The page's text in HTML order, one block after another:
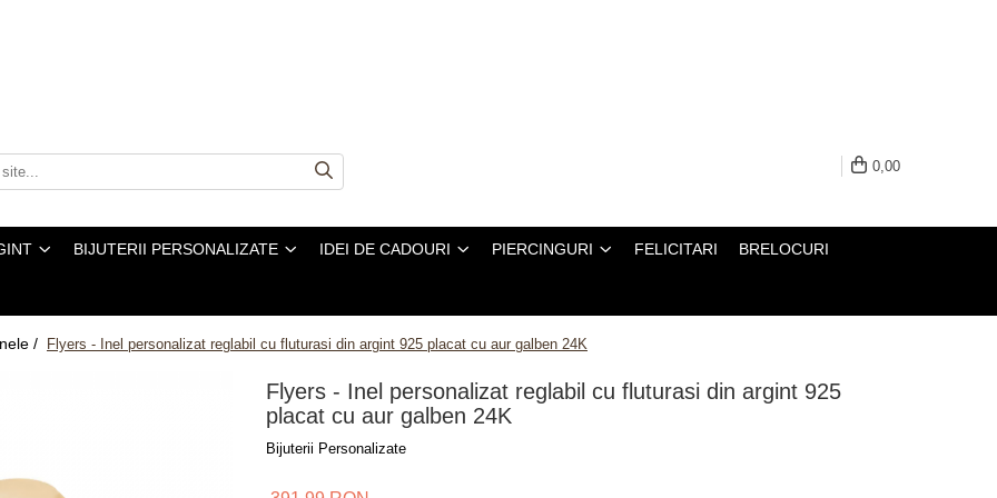
0,00
BIJUTERII PERSONALIZATE IDEI DE CADOURI PIERCINGURI FELICITARI BRELOCURI
/ Flyers - Inel personalizat reglabil cu fluturasi din argint 925 placat cu aur galben 24K
Flyers - Inel personalizat reglabil cu fluturasi din argint 925
placat cu aur galben 24K
Bijuterii Personalizate